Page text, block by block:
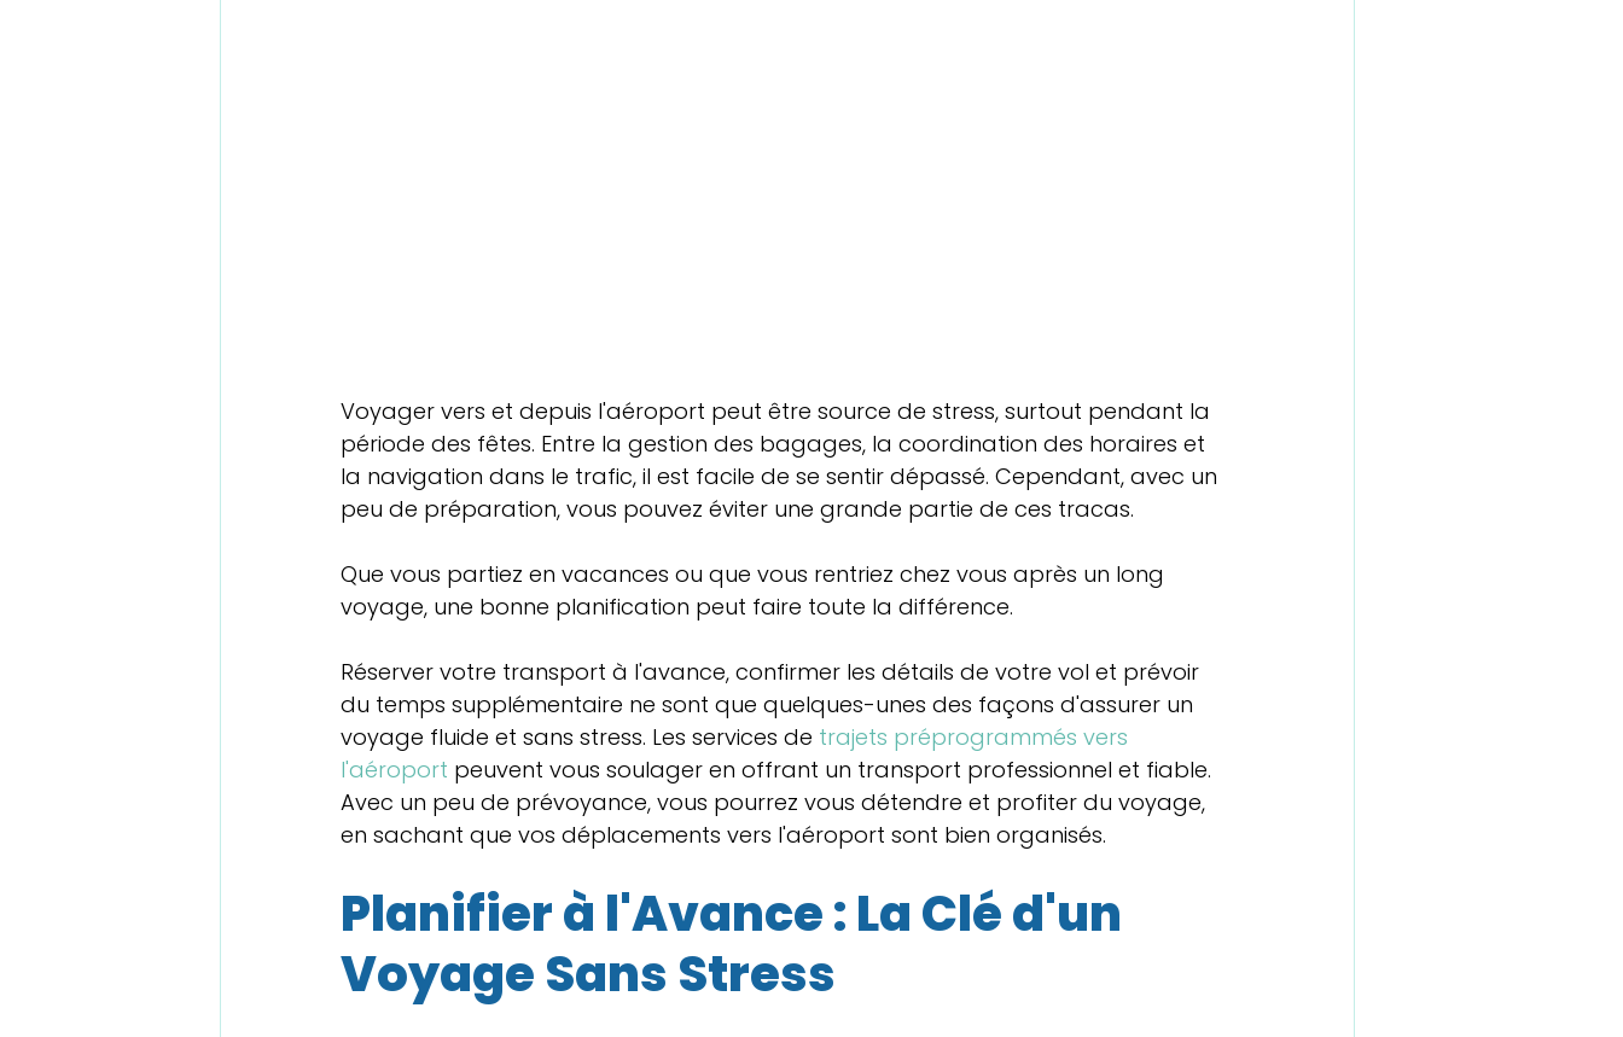
Voyager vers et depuis l'aéroport peut être source de stress, surtout pendant la
période des fêtes. Entre la gestion des bagages, la coordination des horaires et
la navigation dans le trafic, il est facile de se sentir dépassé. Cependant, avec un
peu de préparation, vous pouvez éviter une grande partie de ces tracas.
Que vous partiez en vacances ou que vous rentriez chez vous après un long
voyage, une bonne planification peut faire toute la différence.
Réserver votre transport à l'avance, confirmer les détails de votre vol et prévoir
du temps supplémentaire ne sont que quelques-unes des façons d'assurer un
voyage fluide et sans stress. Les services de trajets préprogrammés vers
l'aéroport peuvent vous soulager en offrant un transport professionnel et fiable.
Avec un peu de prévoyance, vous pourrez vous détendre et profiter du voyage,
en sachant que vos déplacements vers l'aéroport sont bien organisés.
Planifier à l'Avance : La Clé d'un
Voyage Sans Stress